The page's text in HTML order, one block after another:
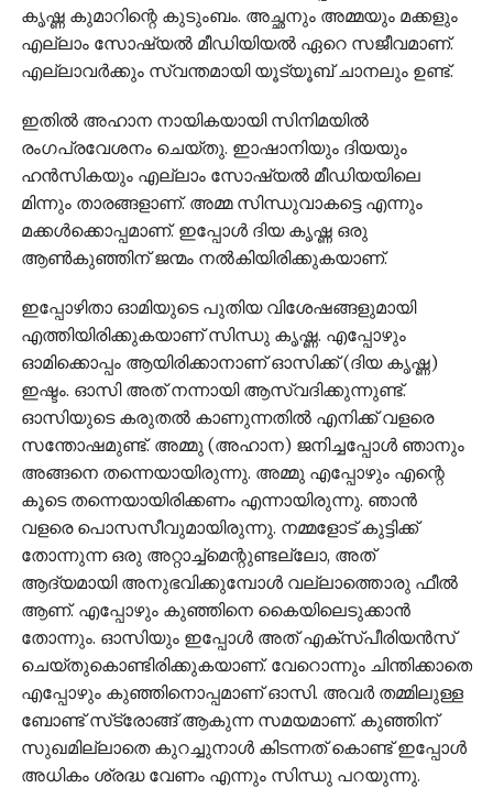
കൃഷ്ണ കുമാറിന്റെ കുടുംബം. അച്ഛനും അമ്മയും മക്കളും
എല്ലാം സോഷ്യല്‍ മീഡിയിയല്‍ ഏറെ സജീവമാണ്.
എല്ലാവര്‍ക്കും സ്വന്തമായി യൂട്യൂബ് ചാനലും ഉണ്ട്.
ഇതില്‍ അഹാന നായികയായി സിനിമയില്‍
രംഗപ്രവേശനം ചെയ്തു. ഇാഷാനിയും ദിയയും
ഹന്‍സികയും എല്ലാം സോഷ്യല്‍ മീഡിയയിലെ
മിന്നും താരങ്ങളാണ്. അമ്മ സിന്ധുവാകട്ടെ എന്നും
മക്കള്‍ക്കൊപ്പമാണ്. ഇപ്പോള്‍ ദിയ കൃഷ്ണ ഒരു
ആണ്‍കുഞ്ഞിന് ജന്മം നല്‍കിയിരിക്കുകയാണ്.
ഇപ്പോഴിതാ ഓമിയുടെ പുതിയ വിശേഷങ്ങളുമായി
എത്തിയിരിക്കുകയാണ് സിന്ധു കൃഷ്ണ. എപ്പോഴും
ഓമിക്കൊപ്പം ആയിരിക്കാനാണ് ഓസിക്ക് (ദിയ കൃഷ്ണ)
ഇഷ്ടം. ഓസി അത് നന്നായി ആസ്വദിക്കുന്നുണ്ട്.
ഓസിയുടെ കരുതല്‍ കാണുന്നതില്‍ എനിക്ക് വളരെ
സന്തോഷമുണ്ട്. അമ്മു (അഹാന) ജനിച്ചപ്പോള്‍ ഞാനും
അങ്ങനെ തന്നെയായിരുന്നു. അമ്മു എപ്പോഴും എന്റെ
കൂടെ തന്നെയായിരിക്കണം എന്നായിരുന്നു. ഞാന്‍
വളരെ പൊസസീവുമായിരുന്നു. നമ്മളോട് കുട്ടിക്ക്
തോന്നുന്ന ഒരു അറ്റാച്ച്‌മെന്റുണ്ടല്ലോ, അത്
ആദ്യമായി അനുഭവിക്കുമ്പോള്‍ വല്ലാത്തൊരു ഫീല്‍
ആണ്. എപ്പോഴും കുഞ്ഞിനെ കൈയിലെടുക്കാന്‍
തോന്നും. ഓസിയും ഇപ്പോള്‍ അത് എക്‌സ്പീരിയന്‍സ്
ചെയ്തുകൊണ്ടിരിക്കുകയാണ്. വേറൊന്നും ചിന്തിക്കാതെ
എപ്പോഴും കുഞ്ഞിനൊപ്പമാണ് ഓസി. അവര്‍ തമ്മിലുള്ള
ബോണ്ട് സ്‌ട്രോങ്ങ് ആകുന്ന സമയമാണ്. കുഞ്ഞിന്
സുഖമില്ലാതെ കുറച്ചുനാള്‍ കിടന്നത് കൊണ്ട് ഇപ്പോള്‍
അധികം ശ്രദ്ധ വേണം എന്നും സിന്ധു പറയുന്നു.